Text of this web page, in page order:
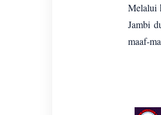
Melalui
Jambi
maaf-